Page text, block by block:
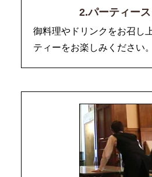
2.パーティー
御料理やドリンクをお召し
ティーをお楽しみください。